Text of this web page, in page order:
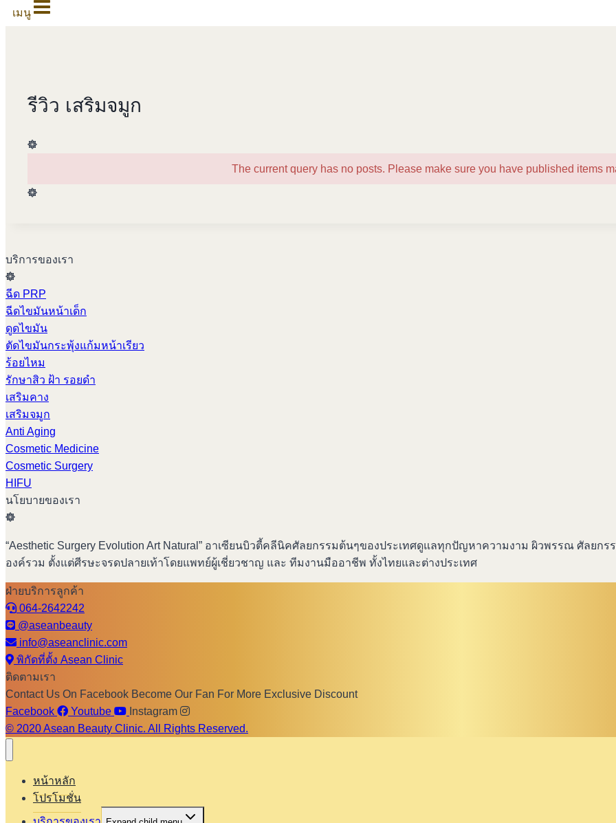
เมนู
รีวิว เสริมจมูก
The current query has no posts. Please make sure you have published items
บริการของเรา
ฉีด PRP
ฉีดไขมันหน้าเด็ก
ดูดไขมัน
ตัดไขมันกระพุ้งแก้มหน้าเรียว
ร้อยไหม
รักษาสิว ฝ้า รอยดำ
เสริมคาง
เสริมจมูก
Anti Aging
Cosmetic Medicine
Cosmetic Surgery
HIFU
นโยบายของเรา
“Aesthetic Surgery Evolution Art Natural” อาเซียนบิวตี้คลีนิคศัลยกรรมต้นๆของประเทศดูแลทุกปัญหาความงาม ผิวพรรณ ศัลย
องค์รวม ตั้งแต่ศีรษะจรดปลายเท้าโดยแพทย์ผู้เชี่ยวชาญ และ ทีมงานมืออาชีพ ทั้งไทยและต่างประเทศ
ฝ่ายบริการลูกค้า
064-2642242
@aseanbeauty
info@aseanclinic.com
พิกัดที่ตั้ง Asean Clinic
ติดตามเรา
Contact Us On Facebook Become Our Fan For More Exclusive Discount
Facebook
Youtube
Instagram
© 2020 Asean Beauty Clinic. All Rights Reserved.
หน้าหลัก
โปรโมชั่น